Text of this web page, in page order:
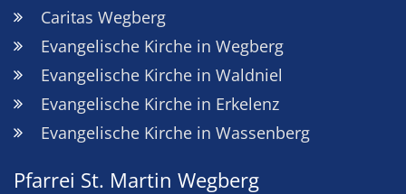
Caritas Wegberg
Evangelische Kirche in Wegberg
Evangelische Kirche in Waldniel
Evangelische Kirche in Erkelenz
Evangelische Kirche in Wassenberg
Pfarrei St. Martin Wegberg